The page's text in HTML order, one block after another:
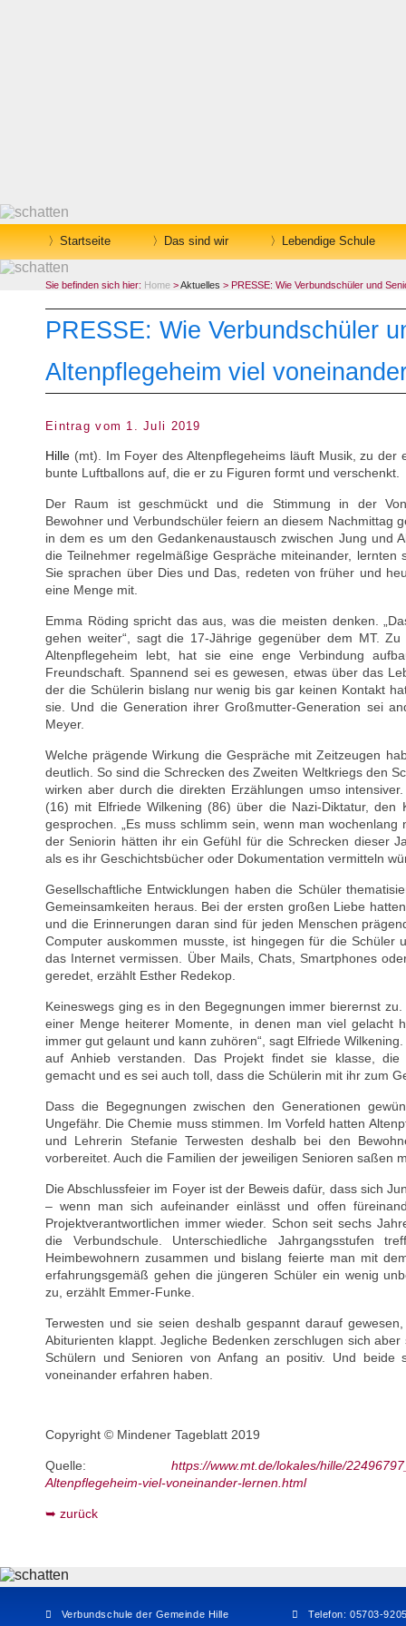
Startseite Das sind wir Lebendige Schule
Sie befinden sich hier: Home >Aktuelles > PRESSE: Wie Verbundschüler und
PRESSE: Wie Verbundschüler
Altenpflegeheim viel
Eintrag vom 1. Juli 2019
Hille (mt). Im Foyer des Altenpflegeheims läuft Musik, zu der
bunte Luftballons auf, die er zu Figuren formt und verschenkt.
Der Raum ist geschmückt und die Stimmung in der
Bewohner und Verbundschüler feiern an diesem Nachmittag
in dem es um den Gedankenaustausch zwischen Jung und
die Teilnehmer regelmäßige Gespräche miteinander,
Sie sprachen über Dies und Das, redeten von früher und
eine Menge mit.
Emma Röding spricht das aus, was die meisten denken.
gehen weiter“, sagt die 17-Jährige gegenüber dem MT.
Altenpflegeheim lebt, hat sie eine enge Verbindung
Freundschaft. Spannend sei es gewesen, etwas über das
der die Schülerin bislang nur wenig bis gar keinen Kontakt
sie. Und die Generation ihrer Großmutter-Generation sei
Meyer.
Welche prägende Wirkung die Gespräche mit Zeitzeugen
deutlich. So sind die Schrecken des Zweiten Weltkriegs den
wirken aber durch die direkten Erzählungen umso
(16) mit Elfriede Wilkening (86) über die Nazi-Diktatur, den
gesprochen. „Es muss schlimm sein, wenn man
der Seniorin hätten ihr ein Gefühl für die Schrecken dieser
als es ihr Geschichtsbücher oder Dokumentation vermitteln
Gesellschaftliche Entwicklungen haben die Schüler
Gemeinsamkeiten heraus. Bei der ersten großen Liebe
und die Erinnerungen daran sind für jeden Menschen
Computer auskommen musste, ist hingegen für die Schüler
das Internet vermissen. Über Mails, Chats, Smartphones
geredet, erzählt Esther Redekop.
Keineswegs ging es in den Begegnungen immer bierernst
einer Menge heiterer Momente, in denen man viel gelacht
immer gut gelaunt und kann zuhören“, sagt Elfriede
auf Anhieb verstanden. Das Projekt findet sie klasse, die
gemacht und es sei auch toll, dass die Schülerin mit ihr zum
Dass die Begegnungen zwischen den Generationen
Ungefähr. Die Chemie muss stimmen. Im Vorfeld hatten
und Lehrerin Stefanie Terwesten deshalb bei den
vorbereitet. Auch die Familien der jeweiligen Senioren saßen
Die Abschlussfeier im Foyer ist der Beweis dafür, dass sich
– wenn man sich aufeinander einlässt und offen
Projektverantwortlichen immer wieder. Schon seit sechs
die Verbundschule. Unterschiedliche Jahrgangsstufen
Heimbewohnern zusammen und bislang feierte man mit
erfahrungsgemäß gehen die jüngeren Schüler ein wenig
zu, erzählt Emmer-Funke.
Terwesten und sie seien deshalb gespannt darauf
Abiturienten klappt. Jegliche Bedenken zerschlugen sich
Schülern und Senioren von Anfang an positiv. Und beide
voneinander erfahren haben.
Copyright © Mindener Tageblatt 2019
Quelle: https://www.mt.de/lokales/hille/
Altenpflegeheim-viel-voneinander-lernen.html
zurück
Verbundschule der Gemeinde Hille Telefon: 05703-